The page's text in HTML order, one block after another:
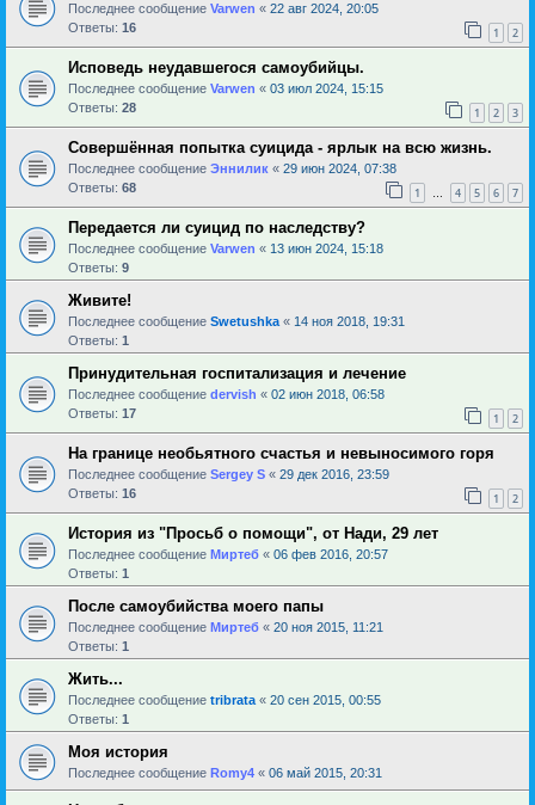
Последнее сообщение Varwen « 22 авг 2024, 20:05
Ответы: 16 1 2
Исповедь неудавшегося самоубийцы.
Последнее сообщение Varwen « 03 июл 2024, 15:15
Ответы: 28 1 2 3
Совершённая попытка суицида - ярлык на всю жизнь.
Последнее сообщение Эннилик « 29 июн 2024, 07:38
Ответы: 68 1 … 4 5 6 7
Передается ли суицид по наследству?
Последнее сообщение Varwen « 13 июн 2024, 15:18
Ответы: 9
Живите!
Последнее сообщение Swetushka « 14 ноя 2018, 19:31
Ответы: 1
Принудительная госпитализация и лечение
Последнее сообщение dervish « 02 июн 2018, 06:58
Ответы: 17 1 2
На границе необьятного счастья и невыносимого горя
Последнее сообщение Sergey S « 29 дек 2016, 23:59
Ответы: 16 1 2
История из "Просьб о помощи", от Нади, 29 лет
Последнее сообщение Миртеб « 06 фев 2016, 20:57
Ответы: 1
После самоубийства моего папы
Последнее сообщение Миртеб « 20 ноя 2015, 11:21
Ответы: 1
Жить...
Последнее сообщение tribrata « 20 сен 2015, 00:55
Ответы: 1
Моя история
Последнее сообщение Romy4 « 06 май 2015, 20:31